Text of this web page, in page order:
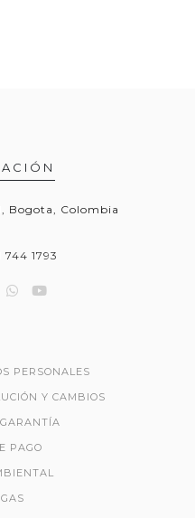
Bogota, Colombia
744 1793
PERSONALES
Y CAMBIOS
PAGO